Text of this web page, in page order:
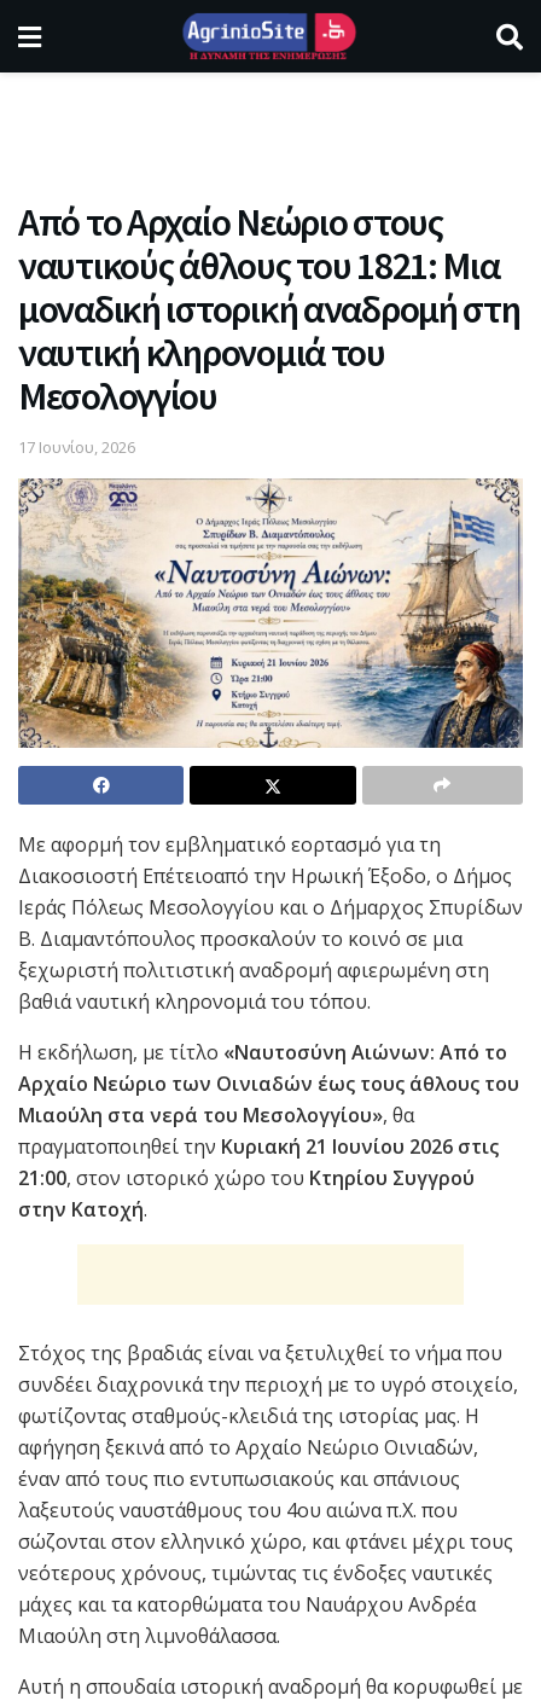
Από το Αρχαίο Νεώριο στους
ναυτικούς άθλους του 1821: Μια
μοναδική ιστορική αναδρομή στη
ναυτική κληρονομιά του
Μεσολογγίου
17 Ιουνίου, 2026
Με αφορμή τον εμβληματικό εορτασμό για τη
Διακοσιοστή Επέτειοαπό την Ηρωική Έξοδο, ο Δήμος
Ιεράς Πόλεως Μεσολογγίου και ο Δήμαρχος Σπυρίδων
Β. Διαμαντόπουλος προσκαλούν το κοινό σε μια
ξεχωριστή πολιτιστική αναδρομή αφιερωμένη στη
βαθιά ναυτική κληρονομιά του τόπου.
Η εκδήλωση, με τίτλο «Ναυτοσύνη Αιώνων: Από το
Αρχαίο Νεώριο των Οινιαδών έως τους άθλους του
Μιαούλη στα νερά του Μεσολογγίου», θα
πραγματοποιηθεί την Κυριακή 21 Ιουνίου 2026 στις
21:00, στον ιστορικό χώρο του Κτηρίου Συγγρού
στην Κατοχή.
Στόχος της βραδιάς είναι να ξετυλιχθεί το νήμα που
συνδέει διαχρονικά την περιοχή με το υγρό στοιχείο,
φωτίζοντας σταθμούς-κλειδιά της ιστορίας μας. Η
αφήγηση ξεκινά από το Αρχαίο Νεώριο Οινιαδών,
έναν από τους πιο εντυπωσιακούς και σπάνιους
λαξευτούς ναυστάθμους του 4ου αιώνα π.Χ. που
σώζονται στον ελληνικό χώρο, και φτάνει μέχρι τους
νεότερους χρόνους, τιμώντας τις ένδοξες ναυτικές
μάχες και τα κατορθώματα του Ναυάρχου Ανδρέα
Μιαούλη στη λιμνοθάλασσα.
Αυτή η σπουδαία ιστορική αναδρομή θα κορυφωθεί με